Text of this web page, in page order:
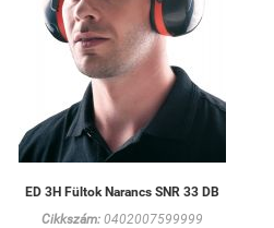
ED 3H Fültok Narancs SNR 33 DB
Cikkszám: 0402007599999